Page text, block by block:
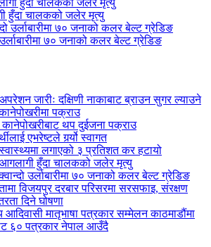
हुँदा चालकको जलेर मृत्यु
७० जनाको कलर बेल्ट ग्रेडिङ
जारीः दक्षिणी नाकाबाट ब्राउन सुगर ल्याउने
पक्राउ
थप दुईजना पक्राउ
एभरेष्टले गर्र्यो स्वागत
लगाएको ३ प्रतिशत कर हटायो
आगलागी हुँदा चालकको जलेर मृत्यु
उर्लाबारीमा ७० जनाको कलर बेल्ट ग्रेडिङ
विजयपुर दरबार परिसरमा सरसफाइ, संरक्षण
दिने घोषणा
आदिवासी मातृभाषा पत्रकार सम्मेलन काठमाडौंमा
६० पत्रकार नेपाल आउँदै